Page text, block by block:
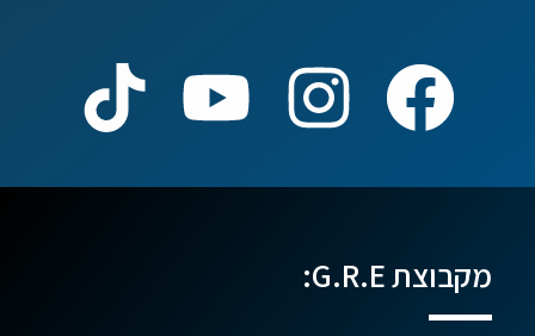
מקבוצת G.R.E: